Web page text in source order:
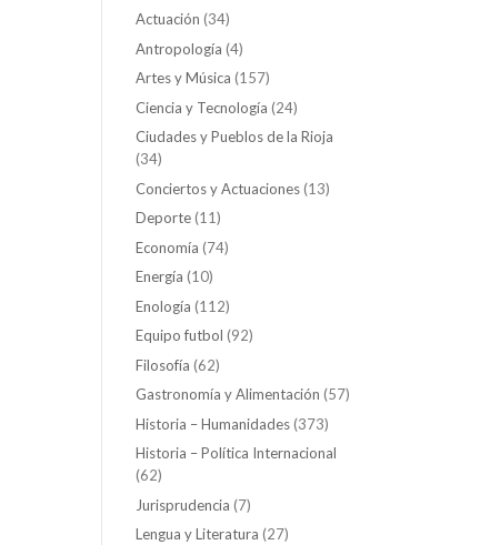
Actuación (34)
Antropología (4)
Artes y Música (157)
Ciencia y Tecnología (24)
Ciudades y Pueblos de la Rioja
(34)
Conciertos y Actuaciones (13)
Deporte (11)
Economía (74)
Energía (10)
Enología (112)
Equipo futbol (92)
Filosofía (62)
Gastronomía y Alimentación (57)
Historia – Humanidades (373)
Historia – Política Internacional
(62)
Jurisprudencia (7)
Lengua y Literatura (27)